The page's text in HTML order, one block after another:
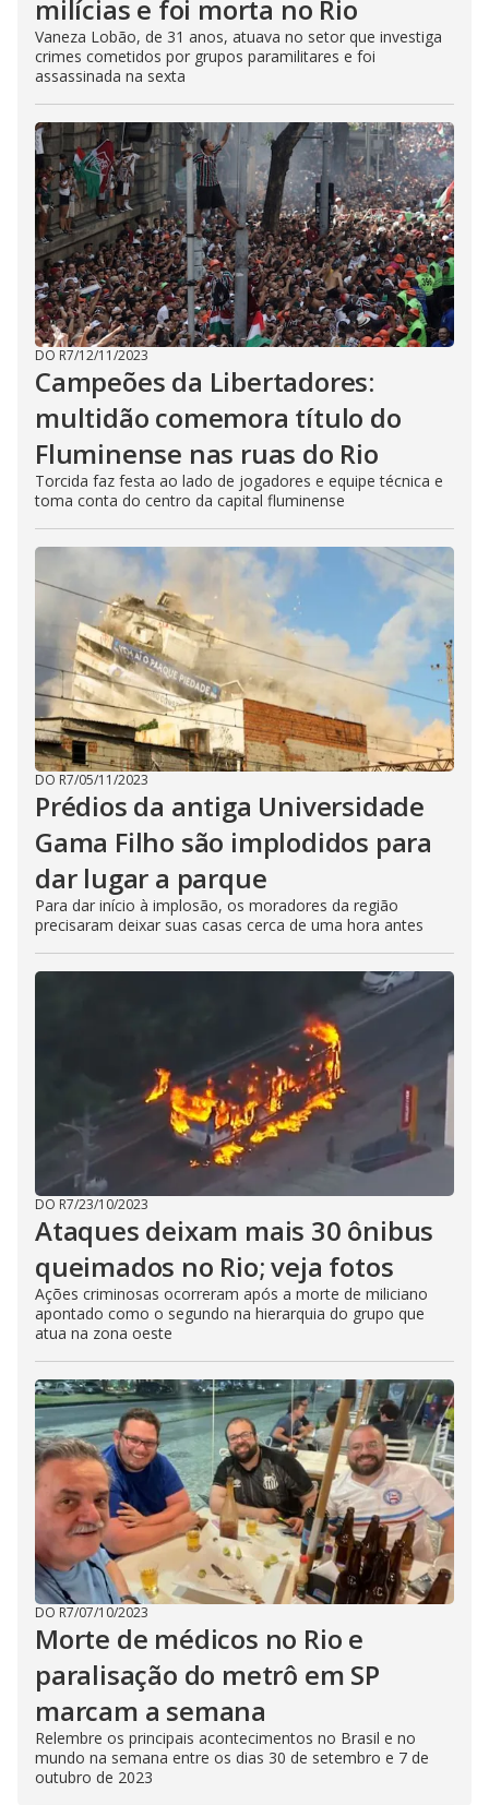
milícias e foi morta no Rio
Vaneza Lobão, de 31 anos, atuava no setor que investiga
crimes cometidos por grupos paramilitares e foi
assassinada na sexta
DO R7/12/11/2023
Campeões da Libertadores:
multidão comemora título do
Fluminense nas ruas do Rio
Torcida faz festa ao lado de jogadores e equipe técnica e
toma conta do centro da capital fluminense
DO R7/05/11/2023
Prédios da antiga Universidade
Gama Filho são implodidos para
dar lugar a parque
Para dar início à implosão, os moradores da região
precisaram deixar suas casas cerca de uma hora antes
DO R7/23/10/2023
Ataques deixam mais 30 ônibus
queimados no Rio; veja fotos
Ações criminosas ocorreram após a morte de miliciano
apontado como o segundo na hierarquia do grupo que
atua na zona oeste
DO R7/07/10/2023
Morte de médicos no Rio e
paralisação do metrô em SP
marcam a semana
Relembre os principais acontecimentos no Brasil e no
mundo na semana entre os dias 30 de setembro e 7 de
outubro de 2023